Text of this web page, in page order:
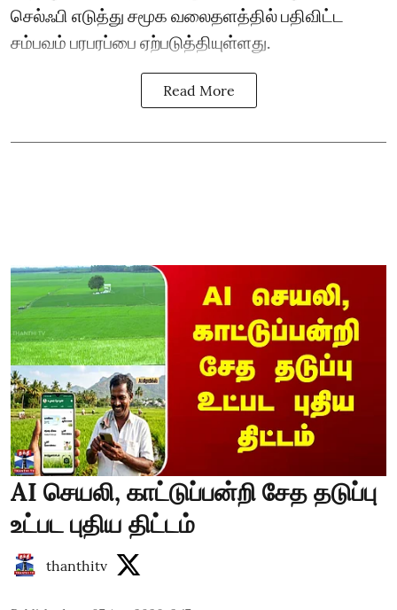
செல்ஃபி எடுத்து சமூக வலைதளத்தில் பதிவிட்ட
சம்பவம் பரபரப்பை ஏற்படுத்தியுள்ளது.
Read More
AI செயலி, காட்டுப்பன்றி சேத தடுப்பு
உட்பட புதிய திட்டம்
thanthitv